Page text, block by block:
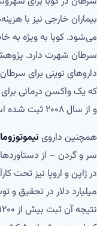
بیماران خارجی نیز با
می‌شود. کوبا به ویژه به
سرطان شهرت دارد.
داروهای نوینی برای
که یک واکسن درمانی
و از سال ۲۰۰۸ ثبت شده است.
همچنین داروی
سر و گردن – از
میلیارد دلار در تحقیق و